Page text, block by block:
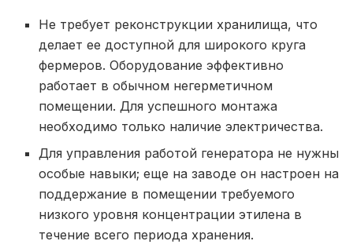
Не требует реконструкции хранилища, что
делает ее доступной для широкого круга
фермеров. Оборудование эффективно
работает в обычном негерметичном
помещении. Для успешного монтажа
необходимо только наличие электричества.
Для управления работой генератора не нужны
особые навыки; еще на заводе он настроен на
поддержание в помещении требуемого
низкого уровня концентрации этилена в
течение всего периода хранения.